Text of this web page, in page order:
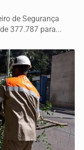
de Segurança
377.787 para...